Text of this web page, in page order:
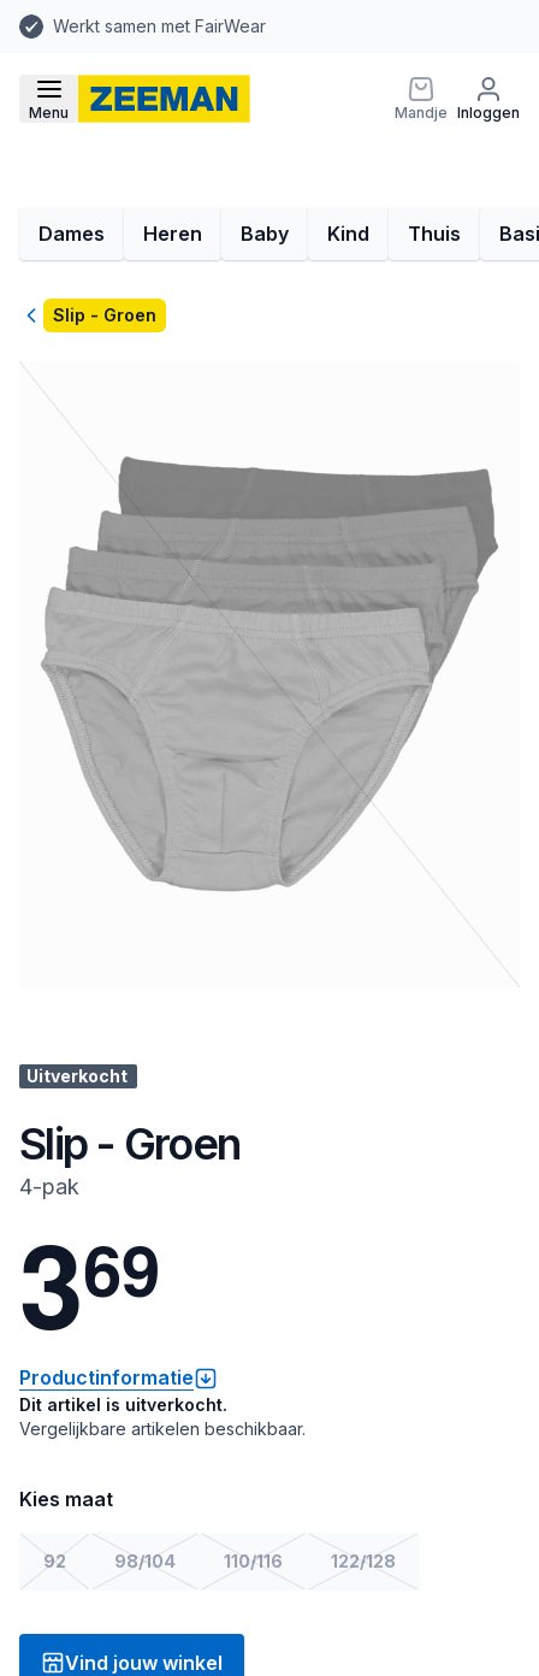
Werkt samen met FairWear
Menu Mandje Inloggen
Dames Heren Baby Kind Thuis
TerugSlip - Groen
Uitverkocht
Slip - Groen
4-pak
369
Productinformatie
Dit artikel is uitverkocht.
Vergelijkbare artikelen beschikbaar.
Kies maat
92 98/104 110/116 122/128
Vind jouw winkel